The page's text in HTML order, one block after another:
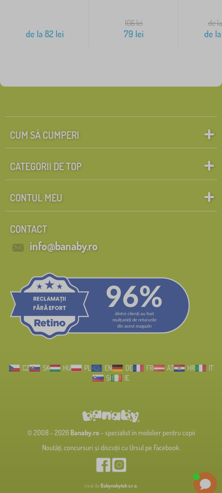
de la82lei
106lei
79 lei
de
de la
CUM SĂ CUMPERI
CATEGORII DE TOP
CONTUL MEU
CONTACT
info@banaby.ro
CZ SK HU PL EN DE FR AT HR
IT
SI
IE
© 2008 - 2026 Banaby.ro- specialist în mobilier pentru copii
Noutăți, concursuri și discuții cu Ursul pe Facebook.
creat de Babynabytek s.r.o.